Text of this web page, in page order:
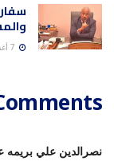
نصرالدين علي بريمه